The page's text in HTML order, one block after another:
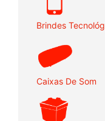
Brindes
Caixas De Som